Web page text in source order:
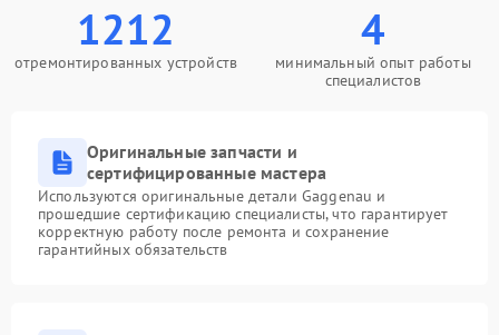
1212
отремонтированных устройств
4
минимальный опыт работы
специалистов
Оригинальные запчасти и
сертифицированные мастера
Используются оригинальные детали Gaggenau и
прошедшие сертификацию специалисты, что гарантирует
корректную работу после ремонта и сохранение
гарантийных обязательств